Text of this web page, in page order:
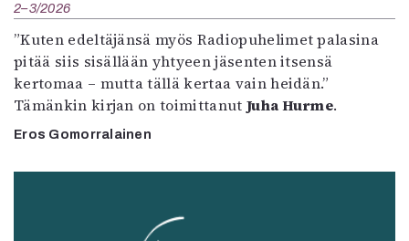
2–3/2026
”Kuten edeltäjänsä myös Radiopuhelimet palasina
pitää siis sisällään yhtyeen jäsenten itsensä
kertomaa – mutta tällä kertaa vain heidän.”
Tämänkin kirjan on toimittanut Juha Hurme.
Eros Gomorralainen